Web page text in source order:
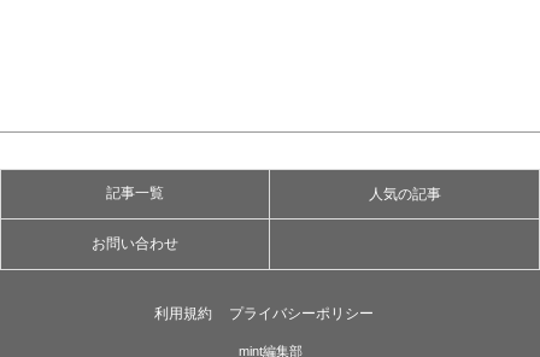
記事一覧 人気の記事
お問い合わせ
利用規約 プライバシーポリシー
mint編集部